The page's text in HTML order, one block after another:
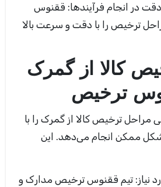
در انجام فرآیندها: ققنوس
ترخیص را با دقت و سرعت بالا
کالا از گمرک
ترخیص
ترخیص کالا از گمرک را با
ممکن انجام می‌دهد. این
نیاز: تیم ققنوس ترخیص مدارک و